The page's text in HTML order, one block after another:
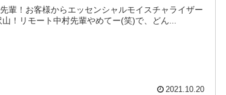
輩！お客様からエッセンシャルモイスチャライザー
山！リモート中村先輩やめてー(笑)で、どん...
2021.10.20